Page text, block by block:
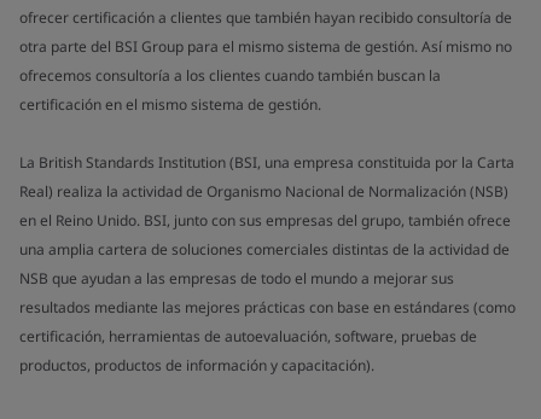
ofrecer certificación a clientes que también hayan recibido consultoría de
otra parte del BSI Group para el mismo sistema de gestión. Así mismo no
ofrecemos consultoría a los clientes cuando también buscan la
certificación en el mismo sistema de gestión.
La British Standards Institution (BSI, una empresa constituida por la Carta
Real) realiza la actividad de Organismo Nacional de Normalización (NSB)
en el Reino Unido. BSI, junto con sus empresas del grupo, también ofrece
una amplia cartera de soluciones comerciales distintas de la actividad de
NSB que ayudan a las empresas de todo el mundo a mejorar sus
resultados mediante las mejores prácticas con base en estándares (como
certificación, herramientas de autoevaluación, software, pruebas de
productos, productos de información y capacitación).